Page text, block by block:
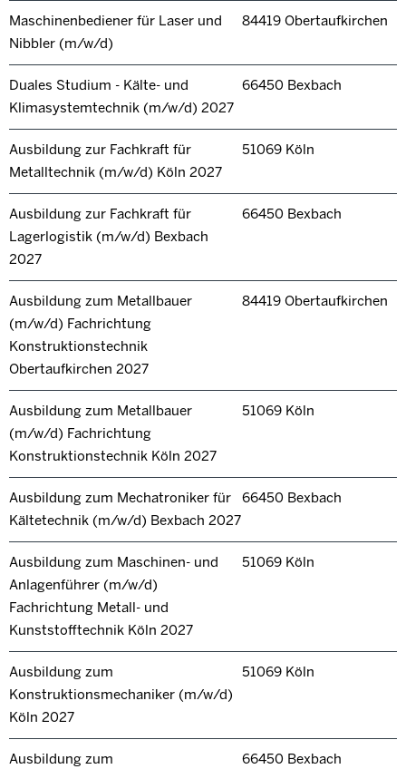
Maschinenbediener für Laser und
Nibbler (m/w/d)
84419 Obertaufkirchen
Duales Studium - Kälte- und
Klimasystemtechnik (m/w/d) 2027
66450 Bexbach
Ausbildung zur Fachkraft für
Metalltechnik (m/w/d) Köln 2027
51069 Köln
Ausbildung zur Fachkraft für
Lagerlogistik (m/w/d) Bexbach
2027
66450 Bexbach
Ausbildung zum Metallbauer
(m/w/d) Fachrichtung
Konstruktionstechnik
Obertaufkirchen 2027
84419 Obertaufkirchen
Ausbildung zum Metallbauer
(m/w/d) Fachrichtung
Konstruktionstechnik Köln 2027
51069 Köln
Ausbildung zum Mechatroniker für
Kältetechnik (m/w/d) Bexbach 2027
66450 Bexbach
Ausbildung zum Maschinen- und
Anlagenführer (m/w/d)
Fachrichtung Metall- und
Kunststofftechnik Köln 2027
51069 Köln
Ausbildung zum
Konstruktionsmechaniker (m/w/d)
Köln 2027
51069 Köln
Ausbildung zum
66450 Bexbach